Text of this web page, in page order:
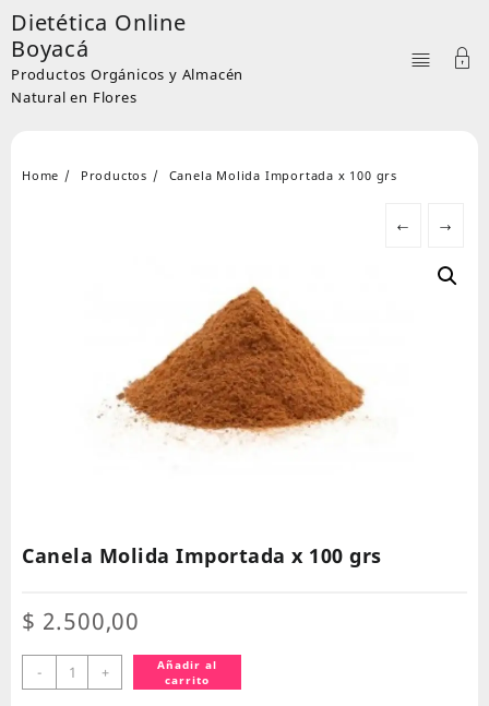
Skip
to
content
Dietética Online
Boyacá
Productos Orgánicos y Almacén
Natural en Flores
Home Productos Canela Molida Importada x 100 grs
← →
Canela Molida Importada x 100 grs
$ 2.500,00
-
Canela
Molida
+
Añadir al
carrito